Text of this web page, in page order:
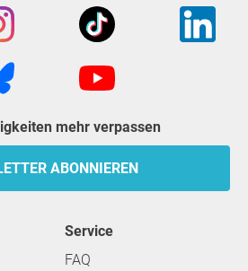
mehr verpassen
ABONNIEREN
Service
FAQ